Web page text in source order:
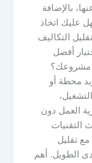
بالإضافة
عليك اتخاذ
التكاليف
أفضل
مشروعك؟
محطة أو
العمل دون
التقنيات
تقليل
الطويل. أهم